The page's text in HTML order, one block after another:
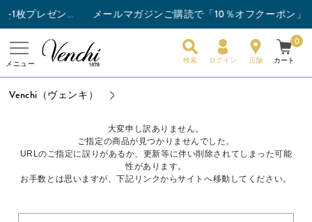
チョコレートバー3枚以上ご購入でスナックバーを1枚プレゼント！ メールマガジンご購読で「10％オフクーポン」
メニュー 検索 ログイン 店舗 カート
0
Venchi（ヴェンキ）
大変申し訳ありません。
ご指定の商品が見つかりませんでした。
URLのご指定に誤りがあるか、更新等に伴い削除されてしまった可能
性があります。
お手数とは思いますが、下記リンクからサイトへ移動してください。